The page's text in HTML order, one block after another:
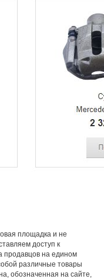
площадка и не
доступ к
продавцов на едином
различные товары
обозначенная на сайте,